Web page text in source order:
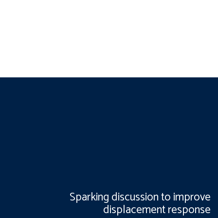
Sparking discussion to improve
displacement response